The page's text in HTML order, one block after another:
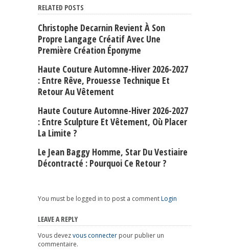
RELATED POSTS
Christophe Decarnin Revient À Son
Propre Langage Créatif Avec Une
Première Création Éponyme
Haute Couture Automne-Hiver 2026-2027
: Entre Rêve, Prouesse Technique Et
Retour Au Vêtement
Haute Couture Automne-Hiver 2026-2027
: Entre Sculpture Et Vêtement, Où Placer
La Limite ?
Le Jean Baggy Homme, Star Du Vestiaire
Décontracté : Pourquoi Ce Retour ?
You must be logged in to post a commentLogin
LEAVE A REPLY
Vous devezvous connecter pour publier un
commentaire.